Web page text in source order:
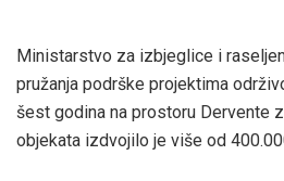
Ministarstvo za izbjeglice i
pružanja podrške projektima
šest godina na prostoru Dervente
objekata izdvojilo je više od